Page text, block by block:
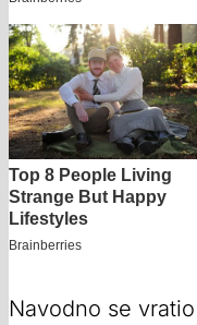
Navodno se